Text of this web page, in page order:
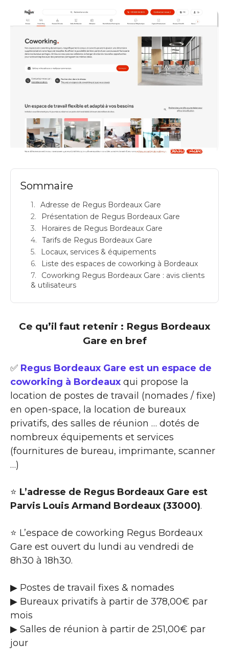
REGUS BORDEAUX GARE: espace de coworking à Bordeaux: Adresse
Sommaire
Adresse de Regus Bordeaux Gare
Présentation de Regus Bordeaux Gare
Horaires de Regus Bordeaux Gare
Tarifs de Regus Bordeaux Gare
Locaux, services & équipements
Liste des espaces de coworking à Bordeaux
Coworking Regus Bordeaux Gare : avis clients
& utilisateurs
Ce qu’il faut retenir : Regus Bordeaux
Gare en bref
✅ Regus Bordeaux Gare est un espace de
coworking à Bordeaux qui propose la
location de postes de travail (nomades / fixe)
en open-space, la location de bureaux
privatifs, des salles de réunion … dotés de
nombreux équipements et services
(fournitures de bureau, imprimante, scanner
…)
⭐ L’adresse de Regus Bordeaux Gare est
Parvis Louis Armand Bordeaux (33000).
⭐ L’espace de coworking Regus Bordeaux
Gare est ouvert du lundi au vendredi de
8h30 à 18h30.
▶ Postes de travail fixes & nomades
▶ Bureaux privatifs à partir de 378,00€ par
mois
▶ Salles de réunion à partir de 251,00€ par
jour